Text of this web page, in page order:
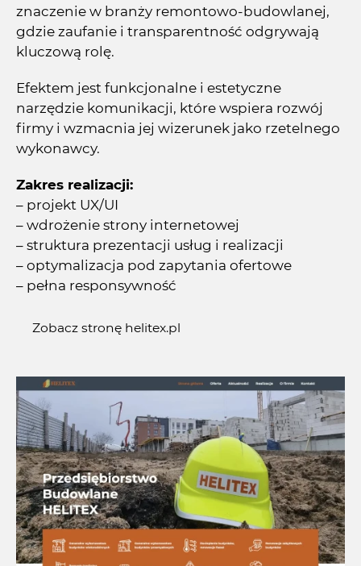
znaczenie w branży remontowo-budowlanej,
gdzie zaufanie i transparentność odgrywają
kluczową rolę.
Efektem jest funkcjonalne i estetyczne
narzędzie komunikacji, które wspiera rozwój
firmy i wzmacnia jej wizerunek jako rzetelnego
wykonawcy.
Zakres realizacji:
– projekt UX/UI
– wdrożenie strony internetowej
– struktura prezentacji usług i realizacji
– optymalizacja pod zapytania ofertowe
– pełna responsywność
Zobacz stronę helitex.pl